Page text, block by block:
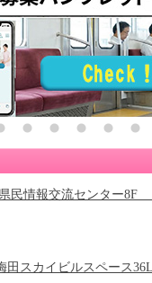
民情報交流センター8F
田スカイビルスペース36L